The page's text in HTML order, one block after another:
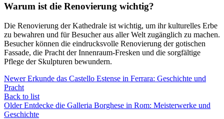
Warum ist die Renovierung wichtig?
Die Renovierung der Kathedrale ist wichtig, um ihr kulturelles Erbe
zu bewahren und für Besucher aus aller Welt zugänglich zu machen.
Besucher können die eindrucksvolle Renovierung der gotischen
Fassade, die Pracht der Innenraum-Fresken und die sorgfältige
Pflege der Skulpturen bewundern.
Newer Erkunde das Castello Estense in Ferrara: Geschichte und
Pracht
Back to list
Older Entdecke die Galleria Borghese in Rom: Meisterwerke und
Geschichte